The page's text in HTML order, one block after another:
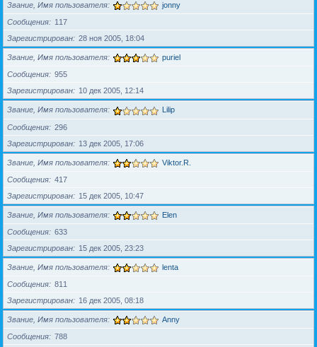
Звание, Имя пользователя jonny
Сообщения
117
Зарегистрирован
28 ноя 2005, 18:04
Звание, Имя пользователя puriel
Сообщения
955
Зарегистрирован
10 дек 2005, 12:14
Звание, Имя пользователя Lilip
Сообщения
296
Зарегистрирован
13 дек 2005, 17:06
Звание, Имя пользователя Viktor.R.
Сообщения
417
Зарегистрирован
15 дек 2005, 10:47
Звание, Имя пользователя Elen
Сообщения
633
Зарегистрирован
15 дек 2005, 23:23
Звание, Имя пользователя lenta
Сообщения
811
Зарегистрирован
16 дек 2005, 08:18
Звание, Имя пользователя Anny
Сообщения
788